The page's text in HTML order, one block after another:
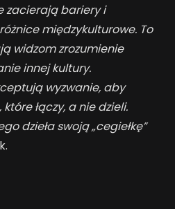
zacierają bariery i
międzykulturowe. To
widzom zrozumienie
innej kultury.
wyzwanie, aby
łączy, a nie dzieli.
dzieła swoją „cegiełkę”